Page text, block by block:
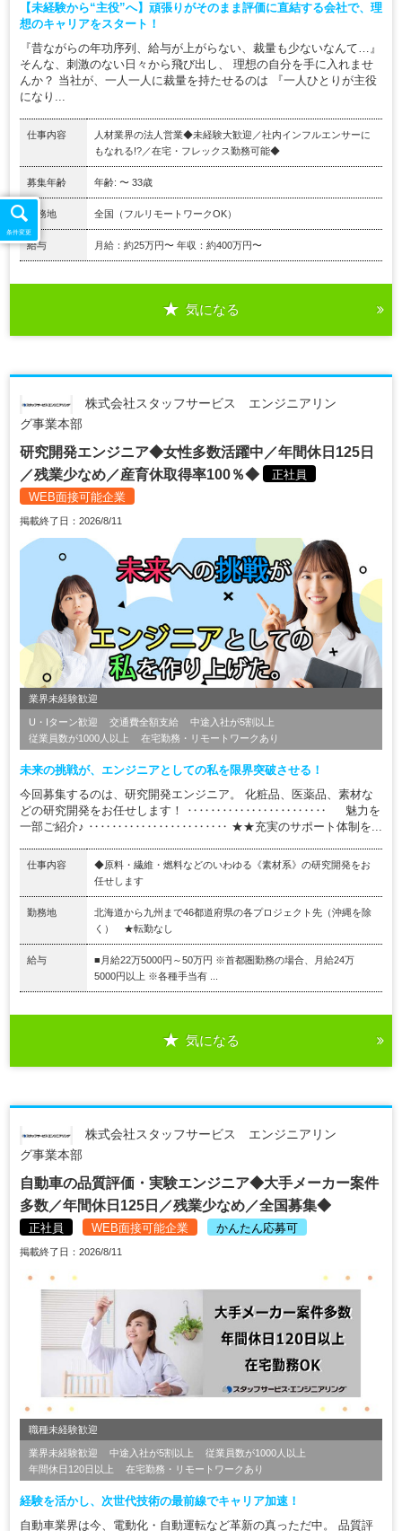
【未経験から“主役”へ】頑張りがそのまま評価に直結する会社で、理
想のキャリアをスタート！
『昔ながらの年功序列、給与が上がらない、裁量も少ないなんて…』
そんな、刺激のない日々から飛び出し、 理想の自分を手に入れませ
んか？ 当社が、一人一人に裁量を持たせるのは 『一人ひとりが主役
になり...
仕事内容
人材業界の法人営業◆未経験大歓迎／社内インフルエンサーに
もなれる!?／在宅・フレックス勤務可能◆
募集年齢 年齢: 〜 33歳
勤務地 全国（フルリモートワークOK）
給与 月給：約25万円〜 年収：約400万円〜
気になる
株式会社スタッフサービス エンジニアリン
グ事業本部
研究開発エンジニア◆女性多数活躍中／年間休日125日
／残業少なめ／産育休取得率100％◆
正社員
WEB面接可能企業
掲載終了日：2026/8/11
業界未経験歓迎
U・Iターン歓迎 交通費全額支給
中途入社が5割以上
従業員数が1000人以上
在宅勤務・リモートワークあり
未来の挑戦が、エンジニアとしての私を限界突破させる！
今回募集するのは、研究開発エンジニア。 化粧品、医薬品、素材な
どの研究開発をお任せします！ ‥‥‥‥‥‥‥‥‥‥‥‥ 魅力を
一部ご紹介♪ ‥‥‥‥‥‥‥‥‥‥‥‥ ★★充実のサポート体制を...
仕事内容
◆原料・繊維・燃料などのいわゆる《素材系》の研究開発をお
任せします
勤務地
北海道から九州まで46都道府県の各プロジェクト先（沖縄を除
く） ★転勤なし
給与
■月給22万5000円～50万円 ※首都圏勤務の場合、月給24万
5000円以上 ※各種手当有 ...
気になる
株式会社スタッフサービス エンジニアリン
グ事業本部
自動車の品質評価・実験エンジニア◆大手メーカー案件
多数／年間休日125日／残業少なめ／全国募集◆
正社員 WEB面接可能企業 かんたん応募可
掲載終了日：2026/8/11
職種未経験歓迎
業界未経験歓迎 中途入社が5割以上
従業員数が1000人以上
年間休日120日以上
在宅勤務・リモートワークあり
経験を活かし、次世代技術の最前線でキャリア加速！
自動車業界は今、電動化・自動運転など革新の真っただ中。 品質評
条件変更